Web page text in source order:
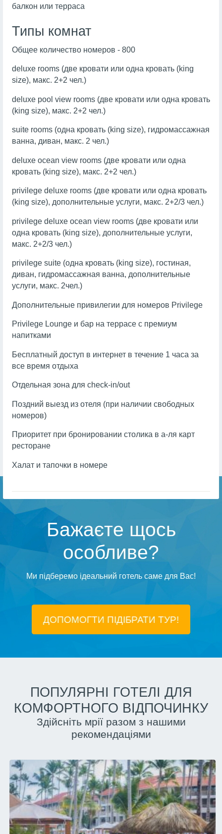
балкон или терраса
Типы комнат
Общее количество номеров - 800
deluxe rooms (две кровати или одна кровать (king
size), макс. 2+2 чел.)
deluxe pool view rooms (две кровати или одна кровать
(king size), макс. 2+2 чел.)
suite rooms (одна кровать (king size), гидромассажная
ванна, диван, макс. 2 чел.)
deluxe ocean view rooms (две кровати или одна
кровать (king size), макс. 2+2 чел.)
privilege deluxe rooms (две кровати или одна кровать
(king size), дополнительные услуги, макс. 2+2/3 чел.)
privilege deluxe ocean view rooms (две кровати или
одна кровать (king size), дополнительные услуги,
макс. 2+2/3 чел.)
privilege suite (одна кровать (king size), гостиная,
диван, гидромассажная ванна, дополнительные
услуги, макс. 2чел.)
Дополнительные привилегии для номеров Privilege
Privilege Lounge и бар на террасе с премиум
напитками
Бесплатный доступ в интернет в течение 1 часа за
все время отдыха
Отдельная зона для check-in/out
Поздний выезд из отеля (при наличии свободных
номеров)
Приоритет при бронировании столика в а-ля карт
ресторане
Халат и тапочки в номере
Бажаєте щось
особливе?
Ми підберемо ідеальний готель саме для Вас!
ДОПОМОГТИ ПІДIБРАТИ ТУР!
ПОПУЛЯРНІ ГОТЕЛІ ДЛЯ
КОМФОРТНОГО ВІДПОЧИНКУ
Здійсніть мрії разом з нашими
рекомендаціями